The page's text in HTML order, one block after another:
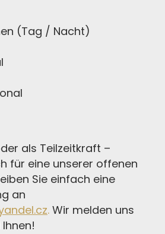
(Tag / Nacht)
als Teilzeitkraft –
für eine unserer offenen
Sie einfach eine
an
. Wir melden uns